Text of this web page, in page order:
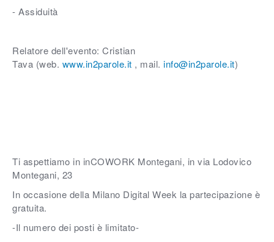
- Assiduità
Relatore dell'evento: Cristian
Tava (web. www.in2parole.it , mail. info@in2parole.it)
Ti aspettiamo in inCOWORK Montegani, in via Lodovico
Montegani, 23
In occasione della Milano Digital Week la partecipazione è
gratuita.
-Il numero dei posti è limitato-